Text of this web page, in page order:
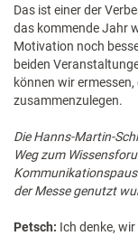
Das ist einer der
das kommende Jahr
Motivation noch
beiden
können wir
zusammenzulegen.
Die Hanns-Martin-
Weg zum
der Messe genutzt
Petsch: Ich denke,